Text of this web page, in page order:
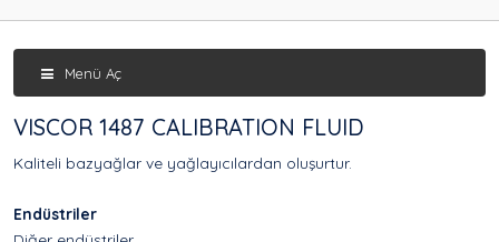
Menü Aç
VISCOR 1487 CALIBRATION FLUID
Kaliteli bazyağlar ve yağlayıcılardan oluşurtur.
Endüstriler